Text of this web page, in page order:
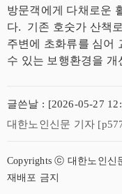
방문객에게 다채로운
다. 기존 호숫가 산책
주변에 초화류를 심어
수 있는 보행환경을 개
글쓴날 : [2026-05-27
대한노인신문 기자
Copyrights ⓒ 대한노인신
재배포 금지